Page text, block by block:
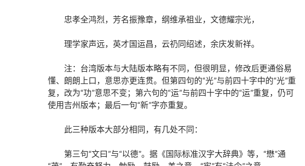
忠孝全鸿烈，芳名振豫章，纲维承祖业，文德耀宗光，
理学家声远，英才国运昌，云礽同绍述，余庆发新祥。
注：台湾版本与大陆版本略有不同，但很明显，修改后更通俗易
懂、朗朗上口，意思亦更连贯。但第四句的“光”与前四十字中的“光”重
复，改为“功”意思不变；第六句的“运”与前四十字中的“运”重复，仍可
使用吉州版本；最后一句“新”字亦重复。
此三种版本大部分相同，有几处不同：
第三句“文曰”与“以德”。据《国际标准汉字大辞典》等，“懋”通